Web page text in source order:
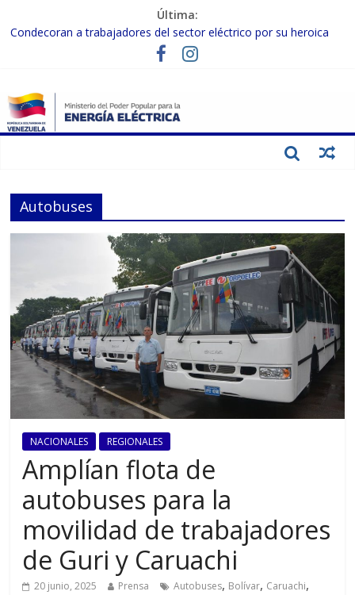
Última:
Condecoran a trabajadores del sector eléctrico por su heroica
labor tras el doble sismo del 24-J
Gobierno Nacional coordina acciones con el sector privado para
Inspeccionan trabajos de rehabilitación en instalaciones del SEN
en Carabobo
Gobierno Nacional activa plan preventivo para fortalecer el SEN
Autobuses
NACIONALES REGIONALES
Amplían flota de
autobuses para la
movilidad de trabajadores
de Guri y Caruachi
20 junio, 2025 Prensa Autobuses, Bolívar, Caruachi,